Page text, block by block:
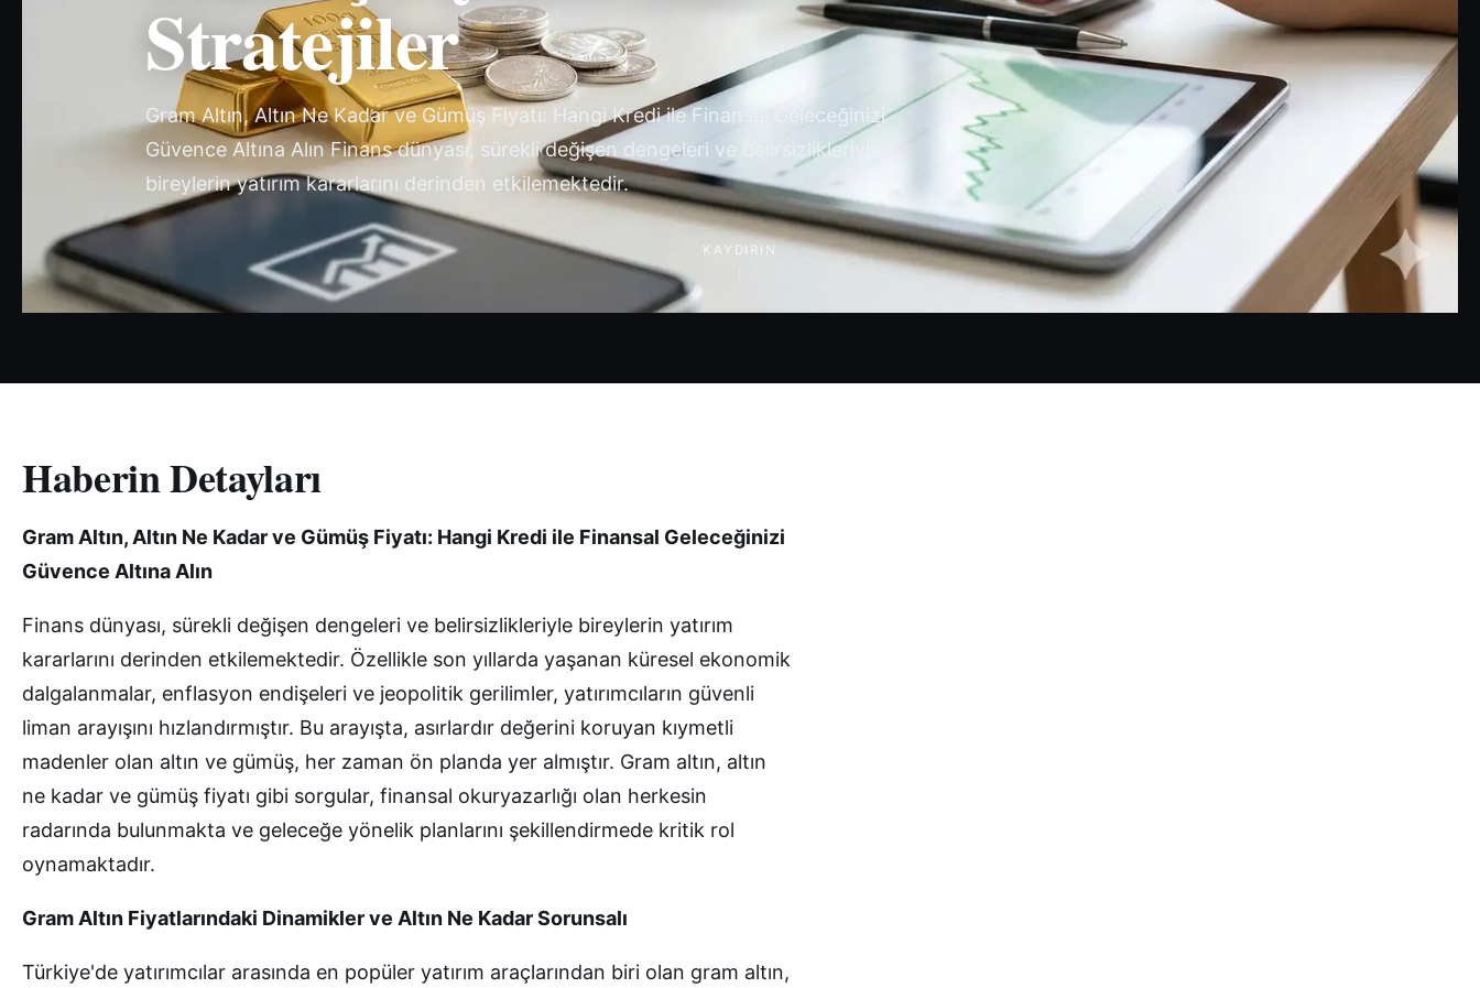
Stratejiler
Gram Altın, Altın Ne Kadar ve Gümüş Fiyatı: Hangi Kredi ile Finansal Geleceğinizi
Güvence Altına Alın Finans dünyası, sürekli değişen dengeleri ve belirsizlikleriyle
bireylerin yatırım kararlarını derinden etkilemektedir.
KAYDIRIN
Haberin Detayları
Gram Altın, Altın Ne Kadar ve Gümüş Fiyatı: Hangi Kredi ile Finansal Geleceğinizi
Güvence Altına Alın
Finans dünyası, sürekli değişen dengeleri ve belirsizlikleriyle bireylerin yatırım
kararlarını derinden etkilemektedir. Özellikle son yıllarda yaşanan küresel ekonomik
dalgalanmalar, enflasyon endişeleri ve jeopolitik gerilimler, yatırımcıların güvenli
liman arayışını hızlandırmıştır. Bu arayışta, asırlardır değerini koruyan kıymetli
madenler olan altın ve gümüş, her zaman ön planda yer almıştır. Gram altın, altın
ne kadar ve gümüş fiyatı gibi sorgular, finansal okuryazarlığı olan herkesin
radarında bulunmakta ve geleceğe yönelik planlarını şekillendirmede kritik rol
oynamaktadır.
Gram Altın Fiyatlarındaki Dinamikler ve Altın Ne Kadar Sorunsalı
Türkiye'de yatırımcılar arasında en popüler yatırım araçlarından biri olan gram altın,